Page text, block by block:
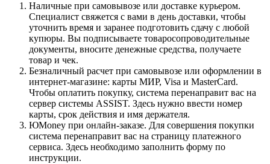
Наличные при самовывозе или доставке курьером.
Специалист свяжется с вами в день доставки, чтобы
уточнить время и заранее подготовить сдачу с любой
купюры. Вы подписываете товаросопроводительные
документы, вносите денежные средства, получаете
товар и чек.
Безналичный расчет при самовывозе или оформлении в
интернет-магазине: карты МИР, Visa и MasterCard.
Чтобы оплатить покупку, система перенаправит вас на
сервер системы ASSIST. Здесь нужно ввести номер
карты, срок действия и имя держателя.
ЮMoney при онлайн-заказе. Для совершения покупки
система перенаправит вас на страницу платежного
сервиса. Здесь необходимо заполнить форму по
инструкции.